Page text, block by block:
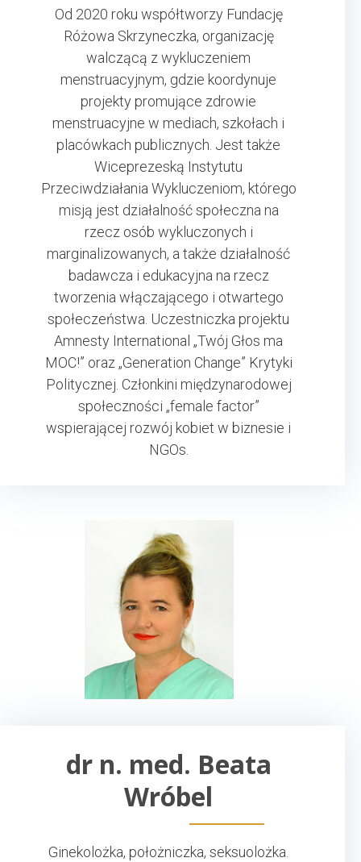
Od 2020 roku współtworzy Fundację
Różowa Skrzyneczka, organizację
walczącą z wykluczeniem
menstruacyjnym, gdzie koordynuje
projekty promujące zdrowie
menstruacyjne w mediach, szkołach i
placówkach publicznych. Jest także
Wiceprezeską Instytutu
Przeciwdziałania Wykluczeniom, którego
misją jest działalność społeczna na
rzecz osób wykluczonych i
marginalizowanych, a także działalność
badawcza i edukacyjna na rzecz
tworzenia włączającego i otwartego
społeczeństwa. Uczestniczka projektu
Amnesty International „Twój Głos ma
MOC!” oraz „Generation Change” Krytyki
Politycznej. Członkini międzynarodowej
społeczności „female factor”
wspierającej rozwój kobiet w biznesie i
NGOs.
dr n. med. Beata
Wróbel
Ginekolożka, położniczka, seksuolożka.